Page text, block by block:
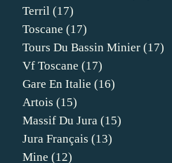
Terril (17)
Toscane (17)
Tours Du Bassin Minier (17)
Vf Toscane (17)
Gare En Italie (16)
Artois (15)
Massif Du Jura (15)
Jura Français (13)
Mine (12)